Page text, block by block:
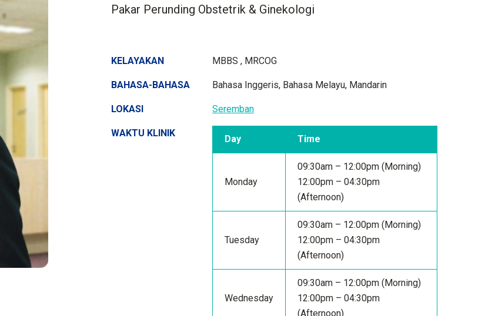
Pakar Perunding Obstetrik & Ginekologi
KELAYAKAN MBBS , MRCOG
BAHASA-BAHASA Bahasa Inggeris, Bahasa Melayu, Mandarin
LOKASI Seremban
WAKTU KLINIK
Day Time
Monday
09:30am – 12:00pm (Morning)
12:00pm – 04:30pm
(Afternoon)
Tuesday
09:30am – 12:00pm (Morning)
12:00pm – 04:30pm
(Afternoon)
Wednesday
09:30am – 12:00pm (Morning)
12:00pm – 04:30pm
(Afternoon)